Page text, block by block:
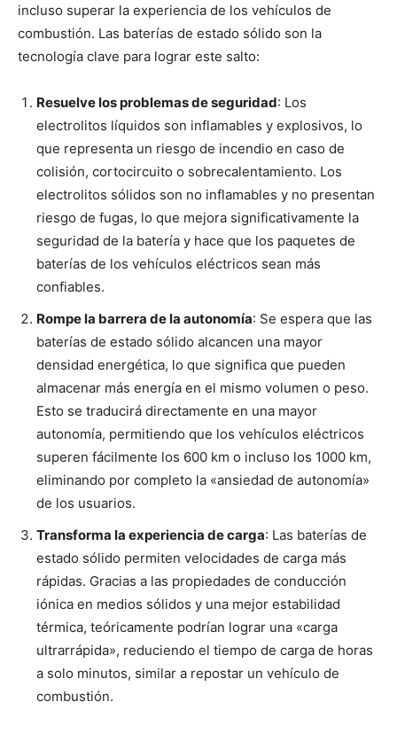
incluso superar la experiencia de los vehículos de
combustión. Las baterías de estado sólido son la
tecnología clave para lograr este salto:
Resuelve los problemas de seguridad: Los
electrolitos líquidos son inflamables y explosivos, lo
que representa un riesgo de incendio en caso de
colisión, cortocircuito o sobrecalentamiento. Los
electrolitos sólidos son no inflamables y no presentan
riesgo de fugas, lo que mejora significativamente la
seguridad de la batería y hace que los paquetes de
baterías de los vehículos eléctricos sean más
confiables.
Rompe la barrera de la autonomía: Se espera que las
baterías de estado sólido alcancen una mayor
densidad energética, lo que significa que pueden
almacenar más energía en el mismo volumen o peso.
Esto se traducirá directamente en una mayor
autonomía, permitiendo que los vehículos eléctricos
superen fácilmente los 600 km o incluso los 1000 km,
eliminando por completo la «ansiedad de autonomía»
de los usuarios.
Transforma la experiencia de carga: Las baterías de
estado sólido permiten velocidades de carga más
rápidas. Gracias a las propiedades de conducción
iónica en medios sólidos y una mejor estabilidad
térmica, teóricamente podrían lograr una «carga
ultrarrápida», reduciendo el tiempo de carga de horas
a solo minutos, similar a repostar un vehículo de
combustión.